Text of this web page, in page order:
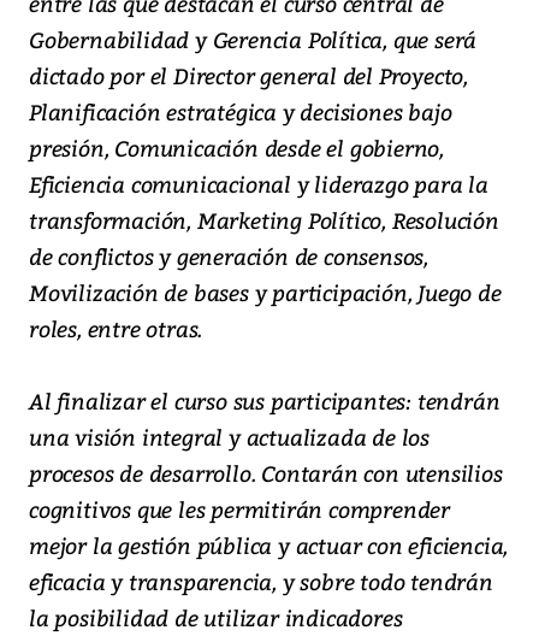
Gobernabilidad y Gerencia Política, que será
dictado por el Director general del Proyecto,
Planificación estratégica y decisiones bajo
presión, Comunicación desde el gobierno,
Eficiencia comunicacional y liderazgo para la
transformación, Marketing Político, Resolución
de conflictos y generación de consensos,
Movilización de bases y participación, Juego de
roles, entre otras.
Al finalizar el curso sus participantes: tendrán
una visión integral y actualizada de los
procesos de desarrollo. Contarán con utensilios
cognitivos que les permitirán comprender
mejor la gestión pública y actuar con eficiencia,
eficacia y transparencia, y sobre todo tendrán
la posibilidad de utilizar indicadores